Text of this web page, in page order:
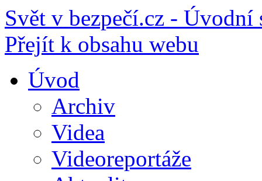
Svět v bezpečí.cz - Úvodní
Přejít k obsahu webu
Úvod
Archiv
Videa
Videoreportáže